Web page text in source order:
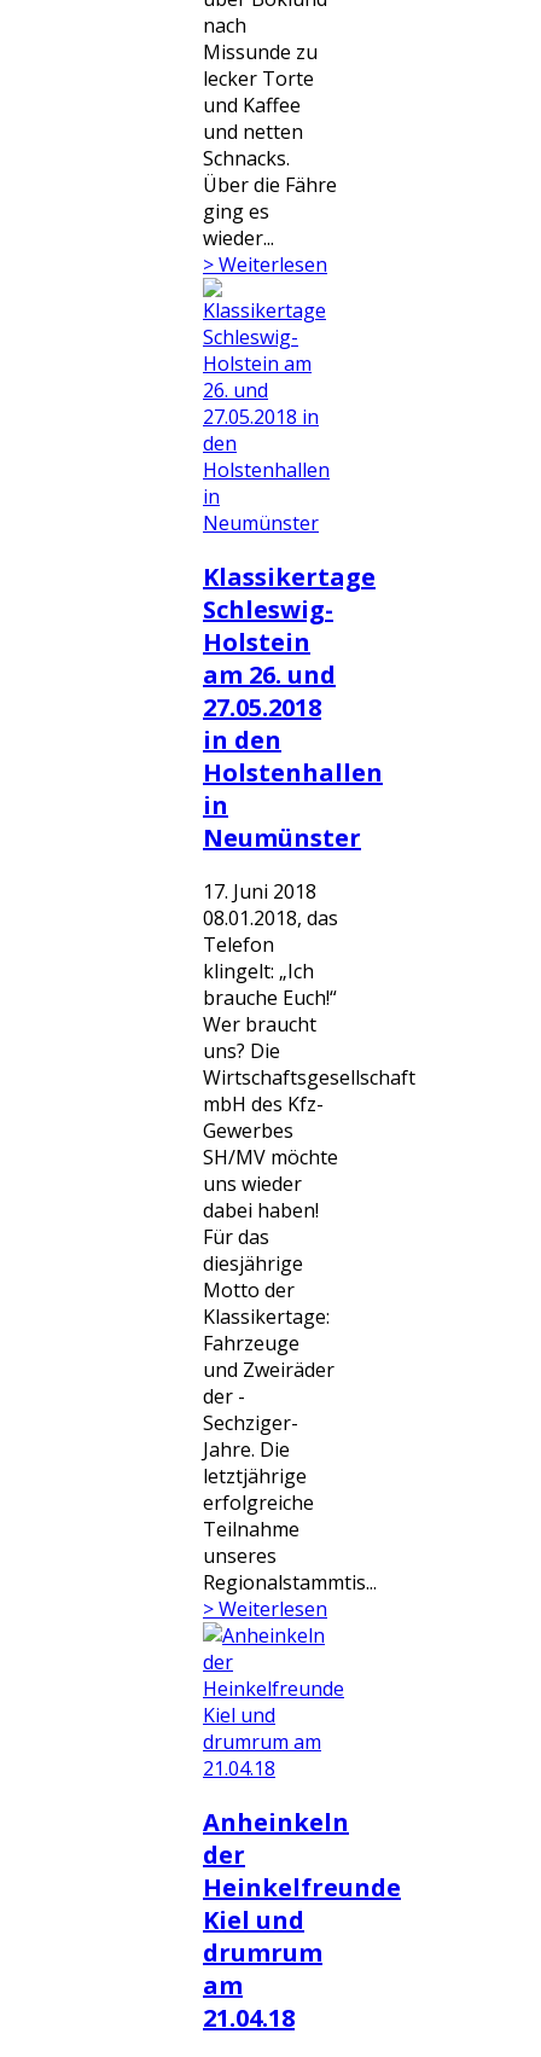
nach
Missunde zu
lecker Torte
und Kaffee
und netten
Schnacks.
Über die Fähre
ging es
wieder...
> Weiterlesen
Klassikertage
Schleswig-
Holstein
am 26. und
27.05.2018
in den
Holstenhallen
in
Neumünster
17. Juni 2018
08.01.2018, das
Telefon
klingelt: „Ich
brauche Euch!“
Wer braucht
uns? Die
Wirtschaftsgesellschaft
mbH des Kfz-
Gewerbes
SH/MV möchte
uns wieder
dabei haben!
Für das
diesjährige
Motto der
Klassikertage:
Fahrzeuge
und Zweiräder
der -
Sechziger-
Jahre. Die
letztjährige
erfolgreiche
Teilnahme
unseres
Regionalstammtis...
> Weiterlesen
Anheinkeln
der
Heinkelfreunde
Kiel und
drumrum
am
21.04.18